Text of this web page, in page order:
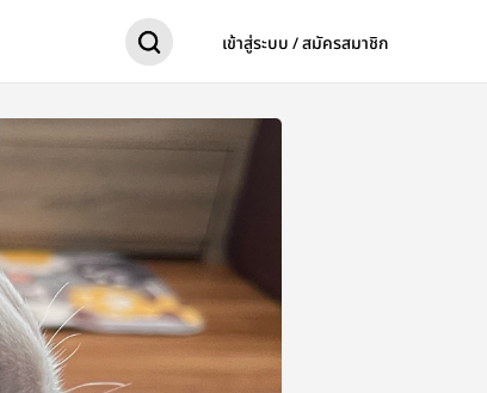
เข้าสู่ระบบ / สมัครสมาชิก